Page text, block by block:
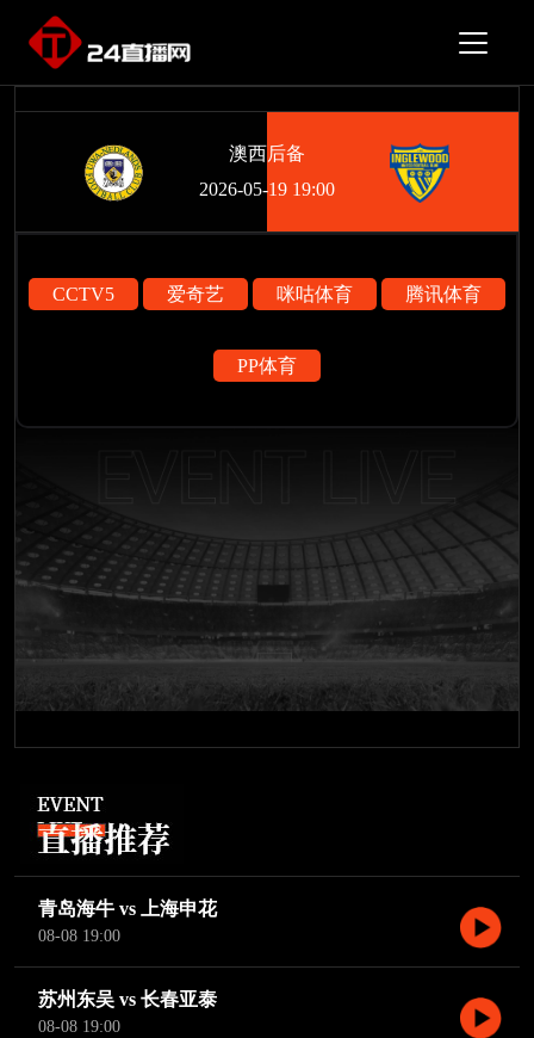
澳西后备
2026-05-19 19:00
CCTV5 爱奇艺 咪咕体育 腾讯体育
PP体育
青岛海牛 vs 上海申花
08-08 19:00
苏州东吴 vs 长春亚泰
08-08 19:00